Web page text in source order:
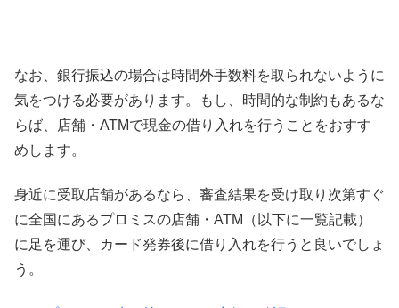
なお、銀行振込の場合は時間外手数料を取られないように
気をつける必要があります。もし、時間的な制約もあるな
らば、店舗・ATMで現金の借り入れを行うことをおすす
めします。
身近に受取店舗があるなら、審査結果を受け取り次第すぐ
に全国にあるプロミスの店舗・ATM（以下に一覧記載）
に足を運び、カード発券後に借り入れを行うと良いでしょ
う。